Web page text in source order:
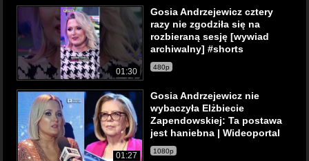
01:30
Gosia Andrzejewicz cztery
razy nie zgodziła się na
rozbieraną sesję [wywiad
archiwalny] #shorts
480p
01:27
Gosia Andrzejewicz nie
wybaczyła Elżbiecie
Zapendowskiej: Ta postawa
jest haniebna | Wideoportal
1080p